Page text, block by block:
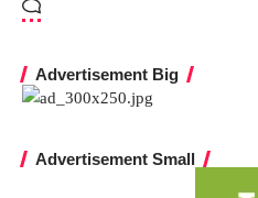
Advertisement Big
Advertisement Small